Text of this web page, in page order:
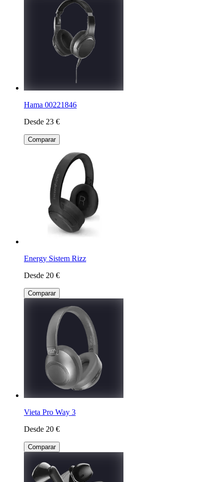
Hama 00221846
Desde 23 €
Comparar
Energy Sistem Rizz
Desde 20 €
Comparar
Vieta Pro Way 3
Desde 20 €
Comparar